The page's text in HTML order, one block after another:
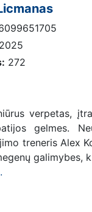
2025
272
verpetas,
gelmes.
treneris Alex
galimybes,